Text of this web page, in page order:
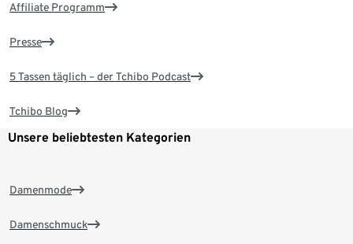
Affiliate Programm
Presse
5 Tassen täglich – der Tchibo Podcast
Tchibo Blog
Unsere beliebtesten Kategorien
Damenmode
Damenschmuck